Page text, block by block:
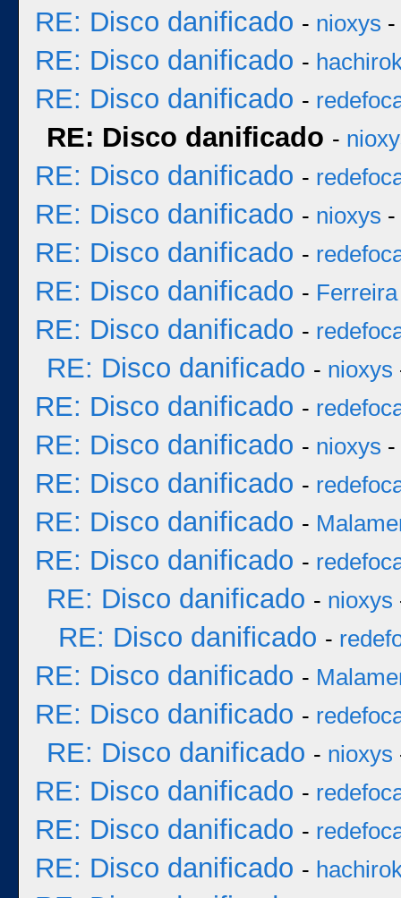
RE: Disco danificado - nioxys -
RE: Disco danificado -
RE: Disco danificado -
RE: Disco danificado -
RE: Disco danificado -
RE: Disco danificado - nioxys -
RE: Disco danificado -
RE: Disco danificado - Ferreira
RE: Disco danificado -
RE: Disco danificado - nioxys
RE: Disco danificado -
RE: Disco danificado - nioxys -
RE: Disco danificado -
RE: Disco danificado -
RE: Disco danificado -
RE: Disco danificado - nioxys
RE: Disco danificado -
RE: Disco danificado -
RE: Disco danificado -
RE: Disco danificado - nioxys
RE: Disco danificado -
RE: Disco danificado -
RE: Disco danificado -